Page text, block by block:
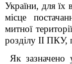
України, для їх
місце
митної
розділу ІІ ПКУ,
Як зазначено